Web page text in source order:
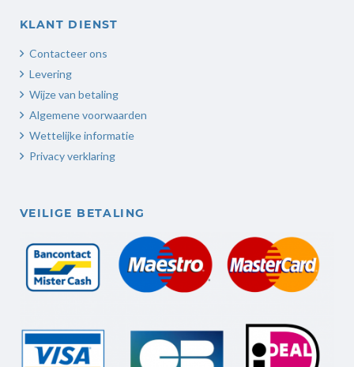
KLANT DIENST
Contacteer ons
Levering
Wijze van betaling
Algemene voorwaarden
Wettelijke informatie
Privacy verklaring
VEILIGE BETALING